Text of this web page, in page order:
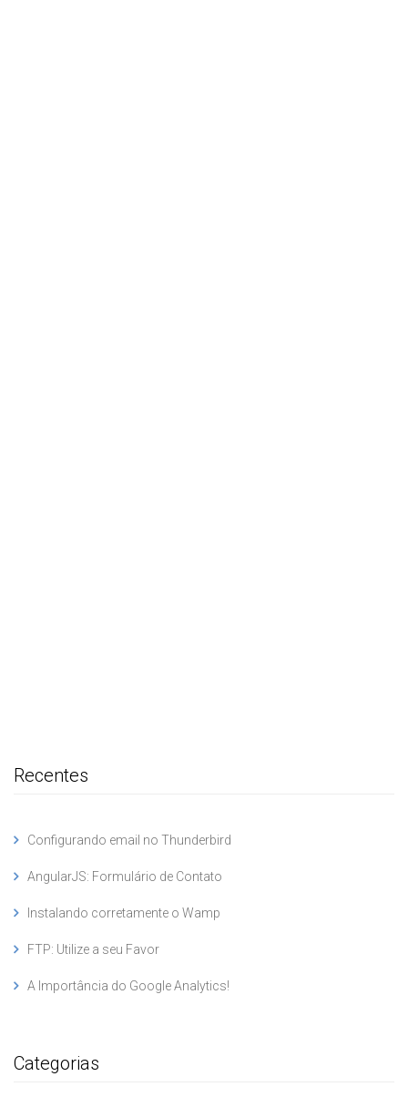
Recentes
Configurando email no Thunderbird
AngularJS: Formulário de Contato
Instalando corretamente o Wamp
FTP: Utilize a seu Favor
A Importância do Google Analytics!
Categorias